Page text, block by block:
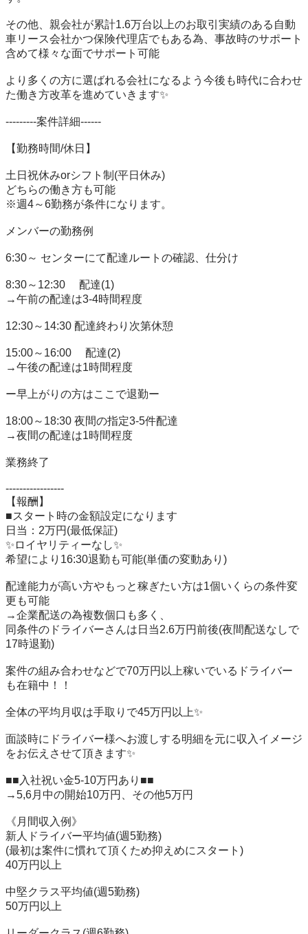
その他、親会社が累計1.6万台以上のお取引実績のある自動
車リース会社かつ保険代理店でもある為、事故時のサポート
含めて様々な面でサポート可能
より多くの方に選ばれる会社になるよう今後も時代に合わせ
た働き方改革を進めていきます✨
---------案件詳細------
【勤務時間/休日】
土日祝休みorシフト制(平日休み)
どちらの働き方も可能
※週4～6勤務が条件になります。
メンバーの勤務例
6:30～ センターにて配達ルートの確認、仕分け
8:30～12:30　 配達(1)
→午前の配達は3-4時間程度
12:30～14:30 配達終わり次第休憩
15:00～16:00　 配達(2)
→午後の配達は1時間程度
ー早上がりの方はここで退勤ー
18:00～18:30 夜間の指定3-5件配達
→夜間の配達は1時間程度
業務終了
-----------------
【報酬】
■スタート時の金額設定になります
日当：2万円(最低保証)
✨ロイヤリティーなし✨
希望により16:30退勤も可能(単価の変動あり)
配達能力が高い方やもっと稼ぎたい方は1個いくらの条件変
更も可能
→企業配送の為複数個口も多く、
同条件のドライバーさんは日当2.6万円前後(夜間配送なしで
17時退勤)
案件の組み合わせなどで70万円以上稼いでいるドライバー
も在籍中！！
全体の平均月収は手取りで45万円以上✨
面談時にドライバー様へお渡しする明細を元に収入イメージ
をお伝えさせて頂きます✨
■■入社祝い金5-10万円あり■■
→5,6月中の開始10万円、その他5万円
《月間収入例》
新人ドライバー平均値(週5勤務)
(最初は案件に慣れて頂くため抑えめにスタート)
40万円以上
中堅クラス平均値(週5勤務)
50万円以上